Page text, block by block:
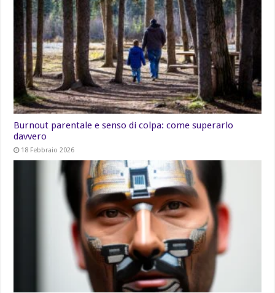
Burnout parentale e senso di colpa: come superarlo
davvero
18 Febbraio 2026